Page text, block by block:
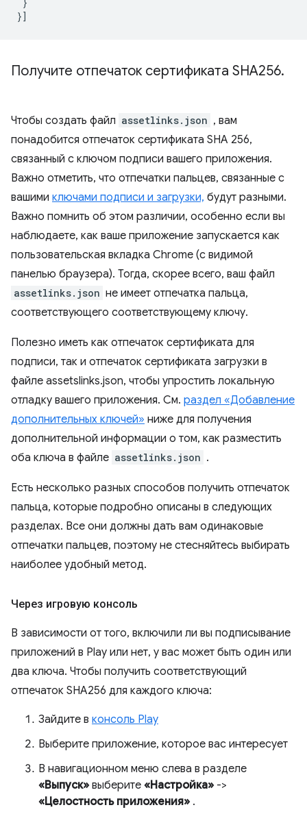
}]
Получите отпечаток сертификата SHA256.
Чтобы создать файл assetlinks.json , вам
понадобится отпечаток сертификата SHA 256,
связанный с ключом подписи вашего приложения.
Важно отметить, что отпечатки пальцев, связанные с
вашими ключами подписи и загрузки, будут разными.
Важно помнить об этом различии, особенно если вы
наблюдаете, как ваше приложение запускается как
пользовательская вкладка Chrome (с видимой
панелью браузера). Тогда, скорее всего, ваш файл
assetlinks.json не имеет отпечатка пальца,
соответствующего соответствующему ключу.
Полезно иметь как отпечаток сертификата для
подписи, так и отпечаток сертификата загрузки в
файле assetslinks.json, чтобы упростить локальную
отладку вашего приложения. См. раздел «Добавление
дополнительных ключей» ниже для получения
дополнительной информации о том, как разместить
оба ключа в файле assetlinks.json .
Есть несколько разных способов получить отпечаток
пальца, которые подробно описаны в следующих
разделах. Все они должны дать вам одинаковые
отпечатки пальцев, поэтому не стесняйтесь выбирать
наиболее удобный метод.
Через игровую консоль
В зависимости от того, включили ли вы подписывание
приложений в Play или нет, у вас может быть один или
два ключа. Чтобы получить соответствующий
отпечаток SHA256 для каждого ключа:
Зайдите в консоль Play
Выберите приложение, которое вас интересует
В навигационном меню слева в разделе
«Выпуск» выберите «Настройка» ->
«Целостность приложения» .